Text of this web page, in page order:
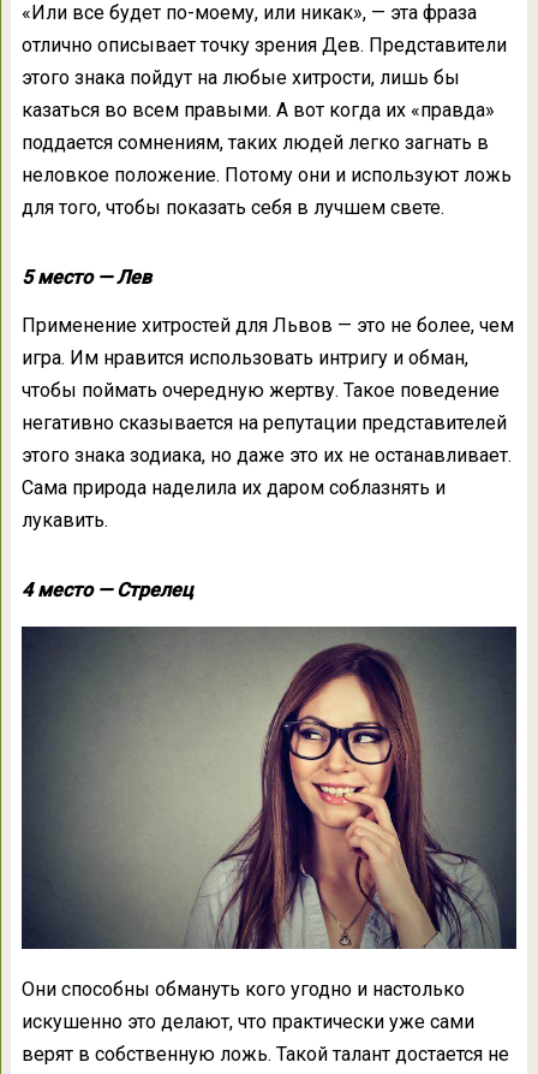
«Или все будет по-моему, или никак», — эта фраза
отлично описывает точку зрения Дев. Представители
этого знака пойдут на любые хитрости, лишь бы
казаться во всем правыми. А вот когда их «правда»
поддается сомнениям, таких людей легко загнать в
неловкое положение. Потому они и используют ложь
для того, чтобы показать себя в лучшем свете.
5 место — Лев
Применение хитростей для Львов — это не более, чем
игра. Им нравится использовать интригу и обман,
чтобы поймать очередную жертву. Такое поведение
негативно сказывается на репутации представителей
этого знака зодиака, но даже это их не останавливает.
Сама природа наделила их даром соблазнять и
лукавить.
4 место — Стрелец
Они способны обмануть кого угодно и настолько
искушенно это делают, что практически уже сами
верят в собственную ложь. Такой талант достается не